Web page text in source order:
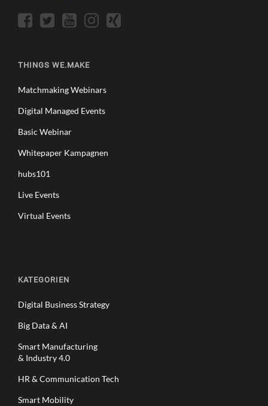
THINGS WE.MAKE
Matchmaking Webinars
Digital Managed Events
Basic Webinar
Whitepaper Kampagnen
hubs101
Live Events
Virtual Events
KATEGORIEN
Digital Business Strategy
Big Data & AI
Smart Manufacturing
& Industry 4.0
HR & Communication Tech
Smart Mobility